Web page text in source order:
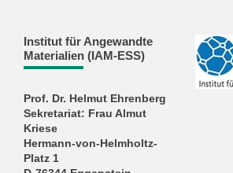
Institut für Angewandte
Materialien (IAM-ESS)
Prof. Dr. Helmut Ehrenberg
Sekretariat: Frau Almut
Kriese
Hermann-von-Helmholtz-
Platz 1